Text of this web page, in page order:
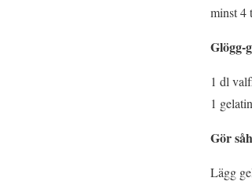
minst 4
Glögg-
1 dl
1
Gör
Lägg